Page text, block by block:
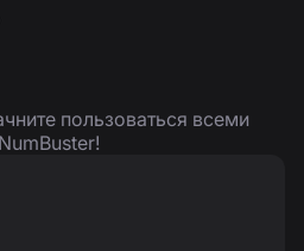
пользоваться всеми